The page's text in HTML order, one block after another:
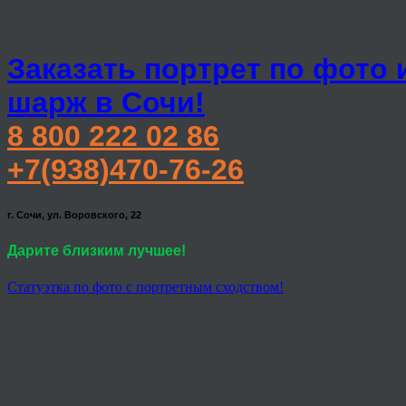
Заказать портрет по фото
шарж в Сочи!
8 800 222 02 86
+7(938)470-76-26
г. Сочи, ул. Воровского, 22
Дарите близким лучшее!
Статуэтка по фото с портретным сходством!